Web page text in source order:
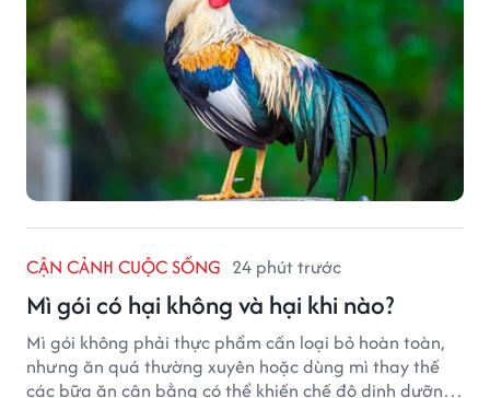
CẬN CẢNH CUỘC SỐNG 24 phút trước
Mì gói có hại không và hại khi nào?
Mì gói không phải thực phẩm cần loại bỏ hoàn toàn,
nhưng ăn quá thường xuyên hoặc dùng mì thay thế
các bữa ăn cân bằng có thể khiến chế độ dinh dưỡng